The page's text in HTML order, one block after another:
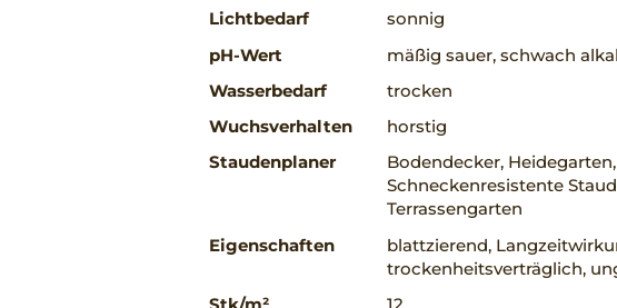
Lichtbedarf
sonnig
pH-Wert
mäßig sauer, schwach
Wasserbedarf
trocken
Wuchsverhalten
horstig
Staudenplaner
Bodendecker,
Schneckenresistente
Terrassengarten
Eigenschaften
blattzierend,
trockenheitsverträglich,